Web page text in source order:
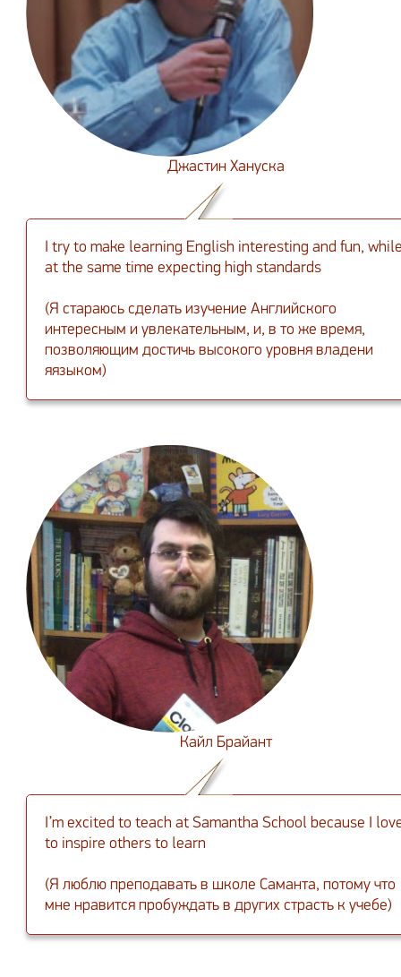
Джастин Хануска
I try to make learning English interesting and fun,
at the same time expecting high standards
(Я стараюсь сделать изучение Английского
интересным и увлекательным, и, в то же время,
позволяющим достичь высокого уровня владени
яязыком)
Кайл Брайант
I’m excited to teach at Samantha School because I
to inspire others to learn
(Я люблю преподавать в школе Саманта, потому что
мне нравится пробуждать в других страсть к учебе)